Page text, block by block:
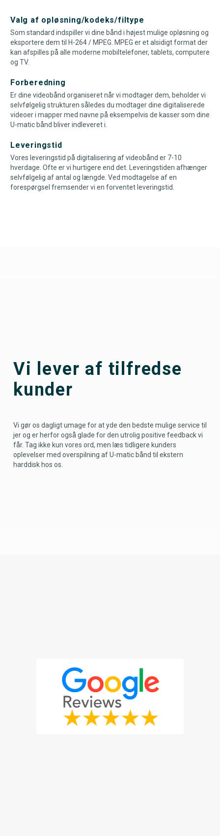
Valg af opløsning/kodeks/filtype
Som standard indspiller vi dine bånd i højest mulige opløsning og
eksportere dem til H-264 / MPEG. MPEG er et alsidigt format der
kan afspilles på alle moderne mobiltelefoner, tablets, computere
og TV.
Forberedning
Er dine videobånd organiseret når vi modtager dem, beholder vi
selvfølgelig strukturen således du modtager dine digitaliserede
videoer i mapper med navne på eksempelvis de kasser som dine
U-matic bånd bliver indleveret i.
Leveringstid
Vores leveringstid på digitalisering af videobånd er 7-10
hverdage. Ofte er vi hurtigere end det. Leveringstiden afhænger
selvfølgelig af antal og længde. Ved modtagelse af en
forespørgsel fremsender vi en forventet leveringstid.
Vi lever af tilfredse
kunder
Vi gør os dagligt umage for at yde den bedste mulige service til
jer og er herfor også glade for den utrolig positive feedback vi
får. Tag ikke kun vores ord, men læs tidligere kunders
oplevelser med overspilning af U-matic bånd til ekstern
harddisk hos os.